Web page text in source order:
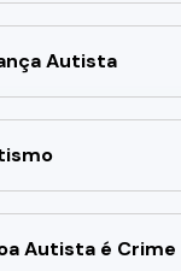
Autista
Autista é Crime